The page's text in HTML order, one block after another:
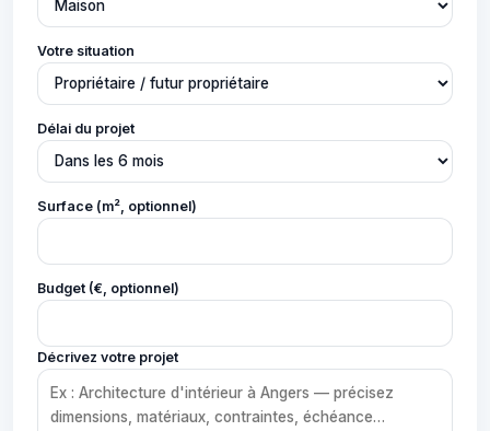
Votre situation
Délai du projet
Surface (m², optionnel)
Budget (€, optionnel)
Décrivez votre projet